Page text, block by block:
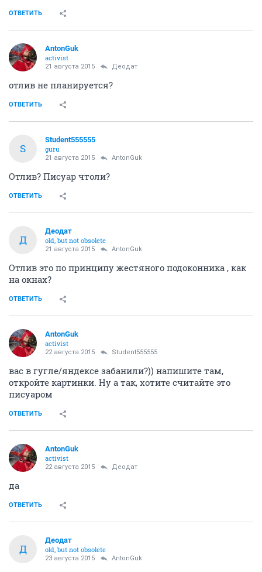
ОТВЕТИТЬ
AntonGuk
activist
21 августа 2015 Деодат
отлив не планируется?
ОТВЕТИТЬ
S
Student555555
guru
21 августа 2015 AntonGuk
Отлив? Писуар чтоли?
ОТВЕТИТЬ
Д
Деодат
old, but not obsolete
21 августа 2015 AntonGuk
Отлив это по принципу жестяного подоконника , как
на окнах?
ОТВЕТИТЬ
AntonGuk
activist
22 августа 2015 Student555555
вас в гугле/яндексе забанили?)) напишите там,
откройте картинки. Ну а так, хотите считайте это
писуаром
ОТВЕТИТЬ
AntonGuk
activist
22 августа 2015 Деодат
да
ОТВЕТИТЬ
Д
Деодат
old, but not obsolete
23 августа 2015 AntonGuk